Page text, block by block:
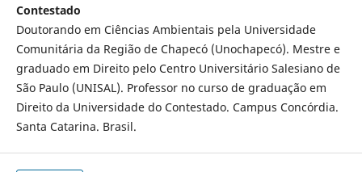
Contestado
Doutorando em Ciências Ambientais pela Universidade
Comunitária da Região de Chapecó (Unochapecó). Mestre e
graduado em Direito pelo Centro Universitário Salesiano de
São Paulo (UNISAL). Professor no curso de graduação em
Direito da Universidade do Contestado. Campus Concórdia.
Santa Catarina. Brasil.